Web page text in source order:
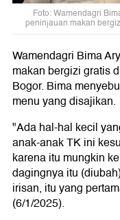
Foto: Wamendagri
peninjauan makan
Wamendagri Bima
makan bergizi gratis
Bogor. Bima
menu yang disajikan.
"Ada hal-hal kecil
anak-anak TK ini
karena itu mungkin
dagingnya itu
irisan, itu yang
(6/1/2025).